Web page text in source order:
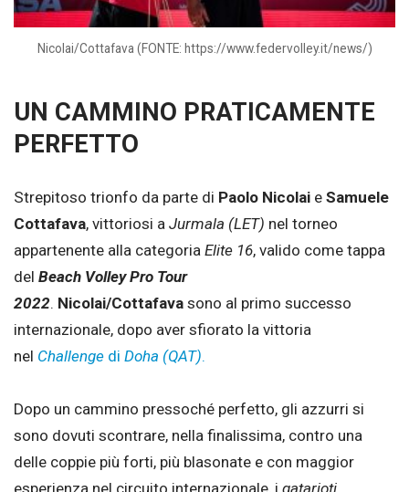
Nicolai/Cottafava (FONTE: https://www.federvolley.it/news/)
UN CAMMINO PRATICAMENTE
PERFETTO
Strepitoso trionfo da parte di Paolo Nicolai e Samuele
Cottafava, vittoriosi a Jurmala (LET) nel torneo
appartenente alla categoria Elite 16, valido come tappa
del Beach Volley Pro Tour
2022. Nicolai/Cottafava sono al primo successo
internazionale, dopo aver sfiorato la vittoria
nel Challenge di Doha (QAT).
Dopo un cammino pressoché perfetto, gli azzurri si
sono dovuti scontrare, nella finalissima, contro una
delle coppie più forti, più blasonate e con maggior
esperienza nel circuito internazionale, i qatarioti